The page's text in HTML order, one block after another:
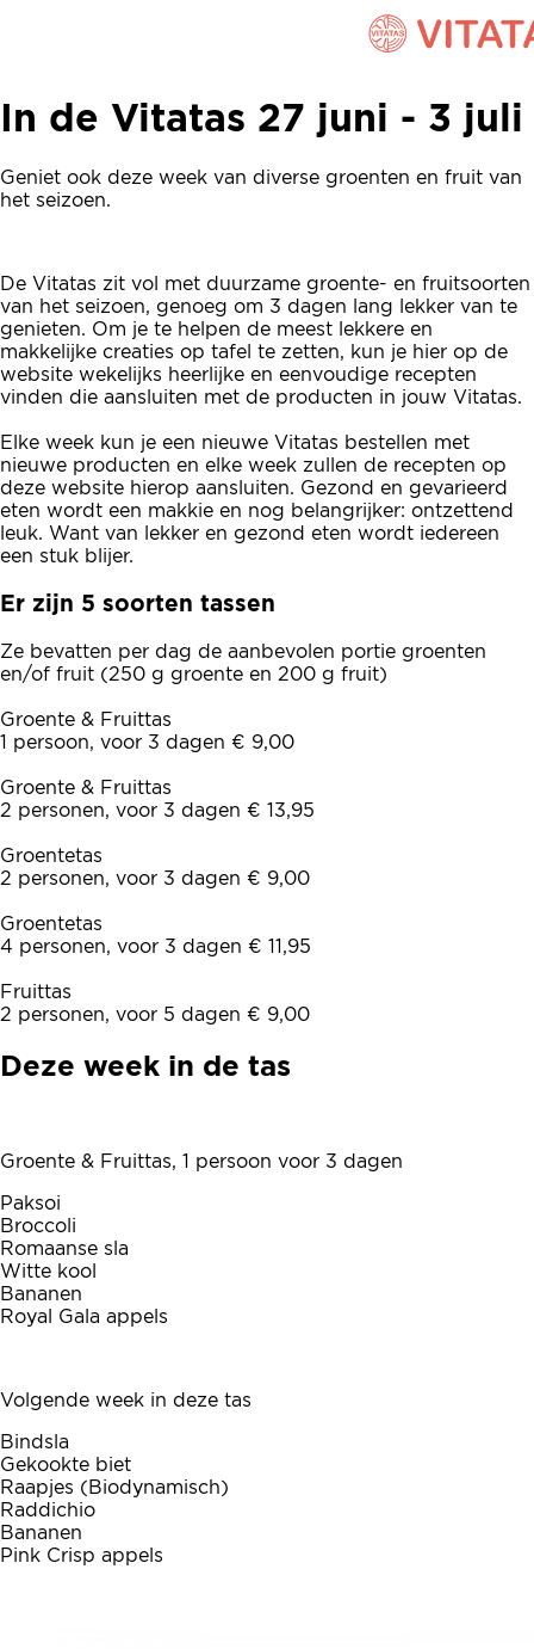
In de Vitatas 27 juni - 3 juli
In de Vitatas 27 juni - 3 juli
Geniet ook deze week van diverse groenten en fruit van
het seizoen.
De Vitatas zit vol met duurzame groente- en fruitsoorten
van het seizoen, genoeg om 3 dagen lang lekker van te
genieten. Om je te helpen de meest lekkere en
makkelijke creaties op tafel te zetten, kun je hier op de
website wekelijks heerlijke en eenvoudige recepten
vinden die aansluiten met de producten in jouw Vitatas.
Elke week kun je een nieuwe Vitatas bestellen met
nieuwe producten en elke week zullen de recepten op
deze website hierop aansluiten. Gezond en gevarieerd
eten wordt een makkie en nog belangrijker: ontzettend
leuk. Want van lekker en gezond eten wordt iedereen
een stuk blijer.
Er zijn 5 soorten tassen
Ze bevatten per dag de aanbevolen portie groenten
en/of fruit (250 g groente en 200 g fruit)
Groente & Fruittas
1 persoon, voor 3 dagen € 9,00
Groente & Fruittas
2 personen, voor 3 dagen € 13,95
Groentetas
2 personen, voor 3 dagen € 9,00
Groentetas
4 personen, voor 3 dagen € 11,95
Fruittas
2 personen, voor 5 dagen € 9,00
Deze week in de tas
Groente & Fruittas, 1 persoon voor 3 dagen
Paksoi
Broccoli
Romaanse sla
Witte kool
Bananen
Royal Gala appels
Volgende week in deze tas
Bindsla
Gekookte biet
Raapjes (Biodynamisch)
Raddichio
Bananen
Pink Crisp appels